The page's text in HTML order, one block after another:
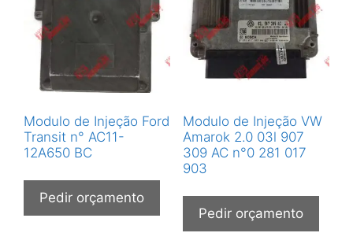
Modulo de Injeção Ford
Transit n° AC11-
12A650 BC
Pedir orçamento
Modulo de Injeção VW
Amarok 2.0 03l 907
309 AC n°0 281 017
903
Pedir orçamento